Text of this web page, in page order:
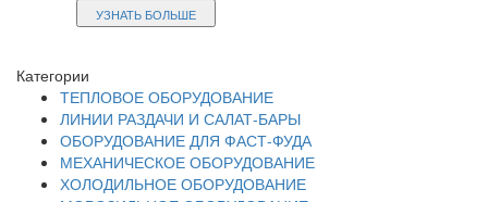
УЗНАТЬ БОЛЬШЕ
Категории
ТЕПЛОВОЕ ОБОРУДОВАНИЕ
ЛИНИИ РАЗДАЧИ И САЛАТ-БАРЫ
ОБОРУДОВАНИЕ ДЛЯ ФАСТ-ФУДА
МЕХАНИЧЕСКОЕ ОБОРУДОВАНИЕ
ХОЛОДИЛЬНОЕ ОБОРУДОВАНИЕ